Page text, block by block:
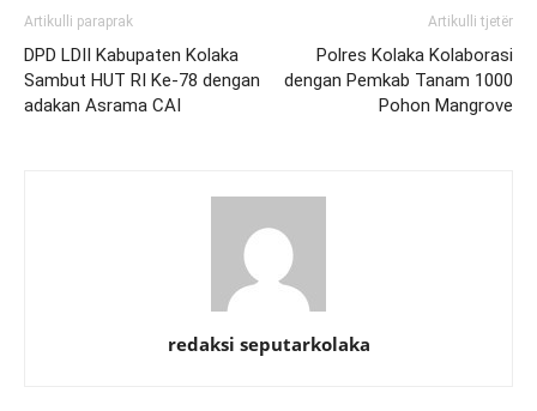
Artikulli paraprak
DPD LDII Kabupaten Kolaka
Sambut HUT RI Ke-78 dengan
adakan Asrama CAI
Artikulli tjetër
Polres Kolaka Kolaborasi
dengan Pemkab Tanam 1000
Pohon Mangrove
redaksi seputarkolaka